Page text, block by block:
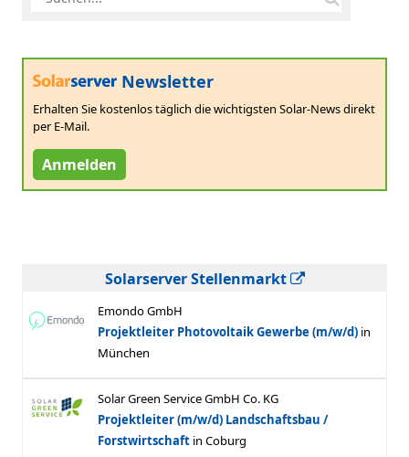
Newsletter
Erhalten Sie kostenlos täglich die wichtigsten Solar-News direkt
per E-Mail.
Anmelden
Solarserver Stellenmarkt